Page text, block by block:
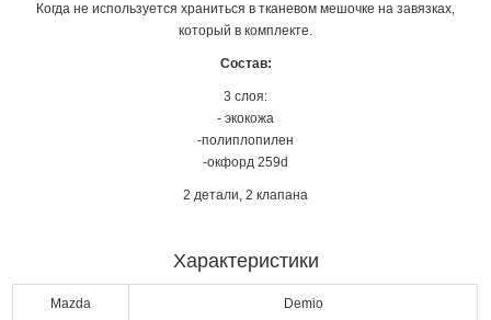
Когда не используется храниться в тканевом мешочке на завязках,
который в комплекте.
Состав:
3 слоя:
- экокожа
-полиплопилен
-окфорд 259d
2 детали, 2 клапана
Характеристики
Mazda Demio